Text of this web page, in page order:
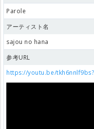
Parole
アーティスト名
sajou no hana
参考URL
https://youtu.be/